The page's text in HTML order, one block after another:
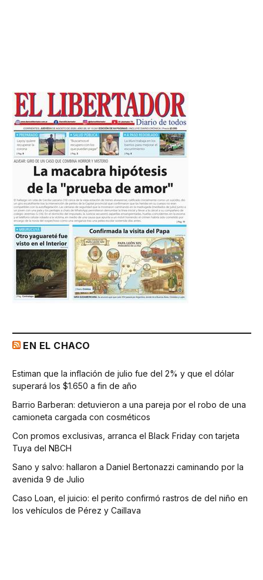
EN EL CHACO
Estiman que la inflación de julio fue del 2% y que el dólar
superará los $1.650 a fin de año
Barrio Barberan: detuvieron a una pareja por el robo de una
camioneta cargada con cosméticos
Con promos exclusivas, arranca el Black Friday con tarjeta
Tuya del NBCH
Sano y salvo: hallaron a Daniel Bertonazzi caminando por la
avenida 9 de Julio
Caso Loan, el juicio: el perito confirmó rastros de del niño en
los vehículos de Pérez y Caillava